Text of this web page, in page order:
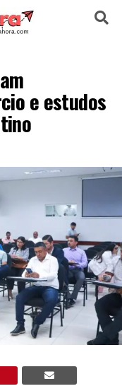
e estudos